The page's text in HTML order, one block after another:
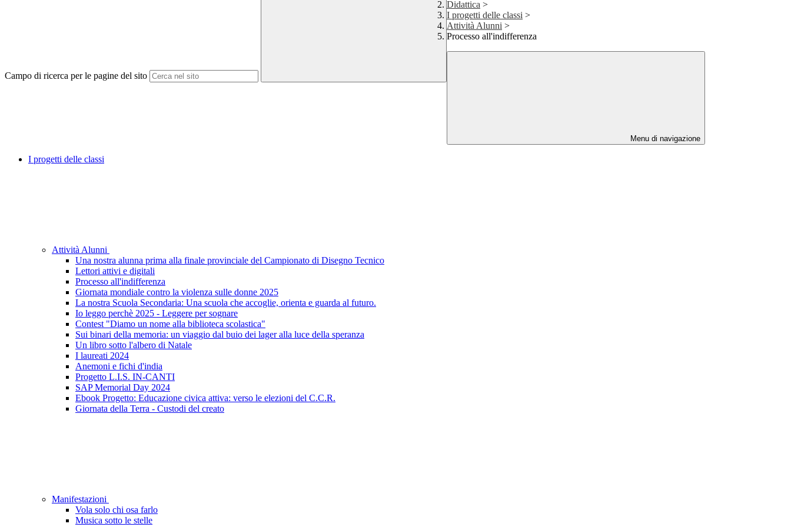
Campo di ricerca per le pagine del sito
Didattica >
I progetti delle classi >
Attività Alunni >
Processo all'indifferenza
Menu di navigazione
I progetti delle classi
Attività Alunni
Una nostra alunna prima alla finale provinciale del Campionato di Disegno Tecnico
Lettori attivi e digitali
Processo all'indifferenza
Giornata mondiale contro la violenza sulle donne 2025
La nostra Scuola Secondaria: Una scuola che accoglie, orienta e guarda al futuro.
Io leggo perchè 2025 - Leggere per sognare
Contest "Diamo un nome alla biblioteca scolastica"
Sui binari della memoria: un viaggio dal buio dei lager alla luce della speranza
Un libro sotto l'albero di Natale
I laureati 2024
Anemoni e fichi d'india
Progetto L.I.S. IN-CANTI
SAP Memorial Day 2024
Ebook Progetto: Educazione civica attiva: verso le elezioni del C.C.R.
Giornata della Terra - Custodi del creato
Manifestazioni
Vola solo chi osa farlo
Musica sotto le stelle